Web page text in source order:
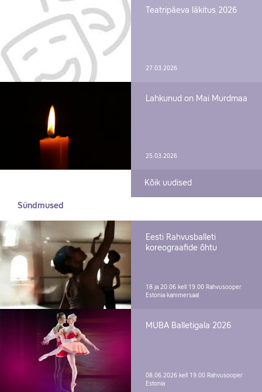
Teatripäeva läkitus 2026
27.03.2026
Lahkunud on Mai Murdmaa
25.03.2026
Kõik uudised
Sündmused
Eesti Rahvusballeti
koreograafide õhtu
18 ja 20.06 kell 19.00 Rahvusooper
Estonia kammersaal
MUBA Balletigala 2026
08.06.2026 kell 19.00 Rahvusooper
Estonia